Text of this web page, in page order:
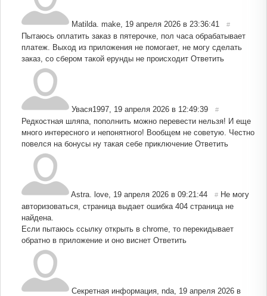
Matilda. make 19 апреля 2026 в 23:36:41 #
Пытаюсь оплатить заказ в пятерочке, пол часа обрабатывает
платеж. Выход из приложения не помогает, не могу сделать
заказ, со сбером такой ерунды не происходит Ответить
Увася1997 19 апреля 2026 в 12:49:39 #
Редкостная шляпа, пополнить можно перевести нельзя! И еще
много интересного и непонятного! Вообщем не советую. Честно
повелся на бонусы ну такая себе приключение Ответить
Astra. love 19 апреля 2026 в 09:21:44 # Не могу
авторизоваться, страница выдает ошибка 404 страница не
найдена.
Если пытаюсь ссылку открыть в chrome, то перекидывает
обратно в приложение и оно виснет Ответить
Секретная информация, nda 19 апреля 2026 в